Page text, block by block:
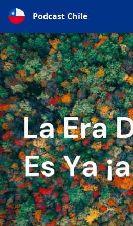
Podcast Chile